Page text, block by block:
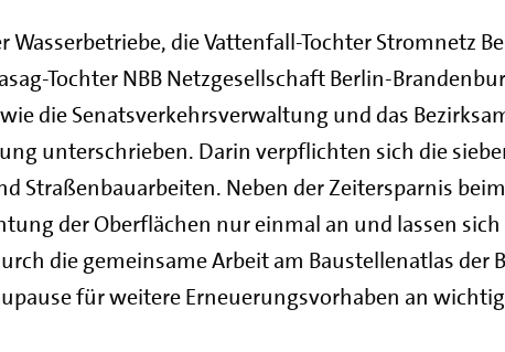
Wasserbetriebe, die Vattenfall-Tochter Stromnetz
Tochter NBB Netzgesellschaft Berlin-
die Senatsverkehrsverwaltung und das
unterschrieben. Darin verpflichten sich die
Straßenbauarbeiten. Neben der Zeitersparnis
der Oberflächen nur einmal an und lassen
die gemeinsame Arbeit am Baustellenatlas der
für weitere Erneuerungsvorhaben an